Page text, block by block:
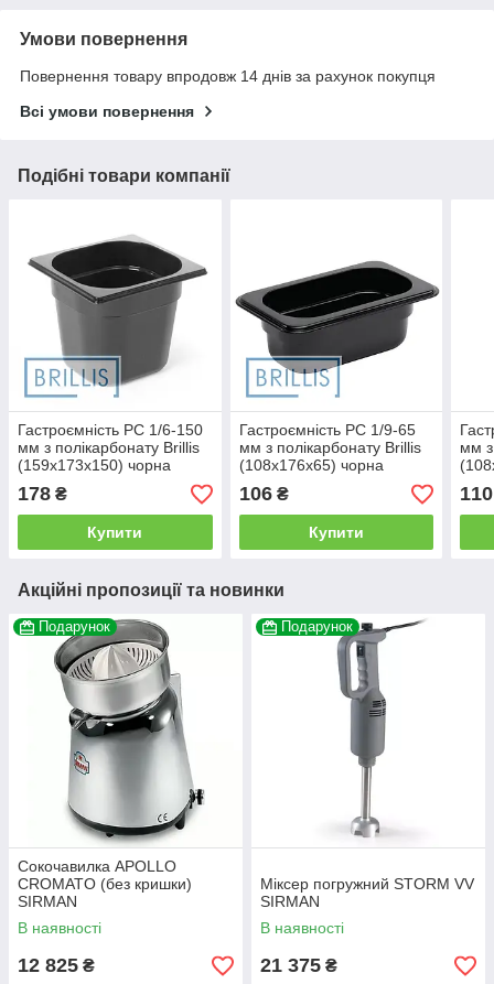
Умови повернення
Повернення товару впродовж 14 днів за рахунок покупця
Всі умови повернення
Подібні товари компанії
Гастроємність РС 1/6-150
мм з полікарбонату Brillis
(159х173х150) чорна
178 ₴
Купити
Гастроємність РС 1/9-65
мм з полікарбонату Brillis
(108х176х65) чорна
106₴
Купити
мм з
110
Акційні пропозиції та новинки
Подарунок
Сокочавилка APOLLO
CROMATO (без кришки)
SIRMAN
В наявності
12 825 ₴
Подарунок
Міксер погружний STORM VV
SIRMAN
В наявності
21 375 ₴